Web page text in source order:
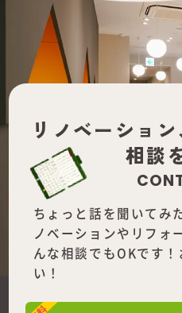
リノベーション
相談
ちょっと話を聞いてみ
ノベーションやリフォ
んな相談でもOKです
い！